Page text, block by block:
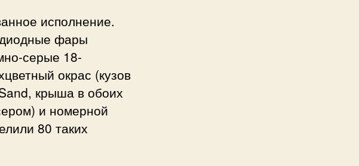
исполнение.
фары
серые 18-
окрас (кузов
крыша в обоих
и номерной
80 таких